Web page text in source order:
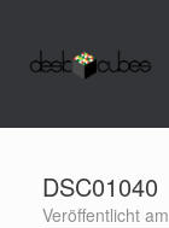
springen
DSC01040
Veröffentlicht am